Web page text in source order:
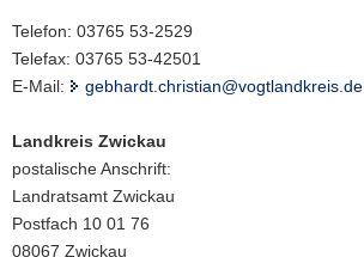
Telefon: 03765 53-2529
Telefax: 03765 53-42501
E-Mail:
gebhardt.christian@vogtlandkreis.de
Landkreis Zwickau
postalische Anschrift:
Landratsamt Zwickau
Postfach 10 01 76
08067 Zwickau